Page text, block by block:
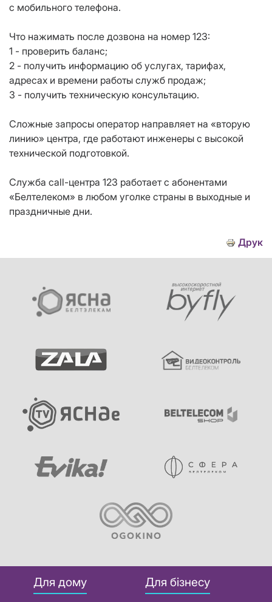
с мобильного телефона.
Что нажимать после дозвона на номер 123:
1 - проверить баланс;
2 - получить информацию об услугах, тарифах,
адресах и времени работы служб продаж;
3 - получить техническую консультацию.
Сложные запросы оператор направляет на «вторую
линию» центра, где работают инженеры с высокой
технической подготовкой.
Служба call-центра 123 работает с абонентами
«Белтелеком» в любом уголке страны в выходные и
праздничные дни.
Друк
Для дому Для бізнесу